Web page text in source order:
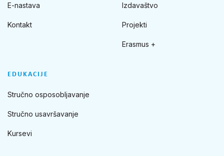
E-nastava
Kontakt
Izdavaštvo
Projekti
Erasmus +
EDUKACIJE
Stručno osposobljavanje
Stručno usavršavanje
Kursevi